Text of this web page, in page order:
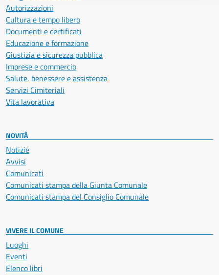
Autorizzazioni
Cultura e tempo libero
Documenti e certificati
Educazione e formazione
Giustizia e sicurezza pubblica
Imprese e commercio
Salute, benessere e assistenza
Servizi Cimiteriali
Vita lavorativa
NOVITÀ
Notizie
Avvisi
Comunicati
Comunicati stampa della Giunta Comunale
Comunicati stampa del Consiglio Comunale
VIVERE IL COMUNE
Luoghi
Eventi
Elenco libri